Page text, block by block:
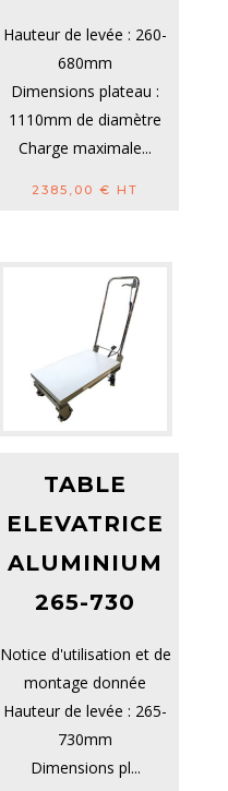
Hauteur de levée : 260-
680mm
Dimensions plateau :
1110mm de diamètre
Charge maximale...
2385,00€ HT
TABLE
ELEVATRICE
ALUMINIUM
265-730
Notice d'utilisation et de
montage donnée
Hauteur de levée : 265-
730mm
Dimensions pl...